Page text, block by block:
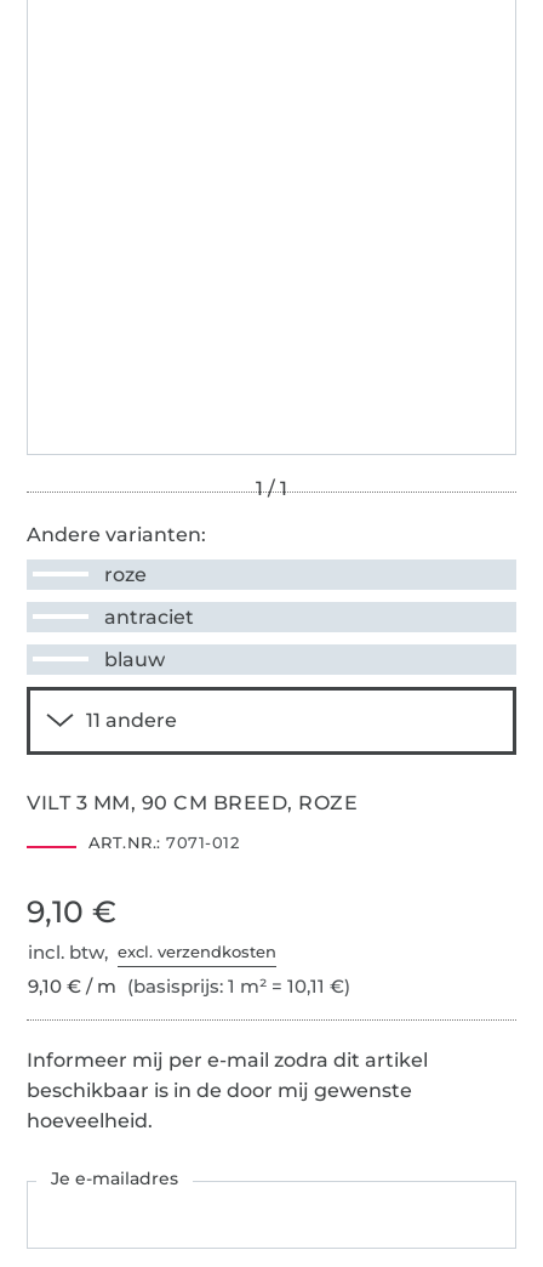
Andere varianten:
roze
antraciet
blauw
VILT 3 MM, 90 CM BREED, ROZE
ART.NR.: 7071-012
9,10 €
incl. btw,excl. verzendkosten
9,10 € / m (basisprijs: 1 m² = 10,11 €)
Informeer mij per e-mail zodra dit artikel
beschikbaar is in de door mij gewenste
hoeveelheid.
Je e-mailadres